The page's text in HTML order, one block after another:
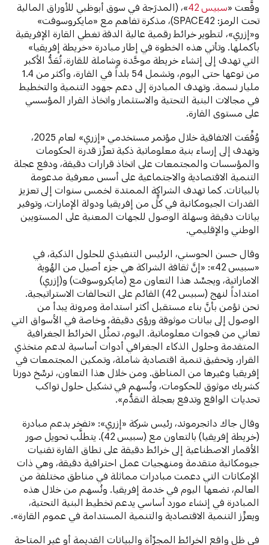
وقَّعت «سبيس 42
»، (المدرَجة في سوق أبوظبي للأوراق المالية
تحت الرمز: SPACE42)، مذكرة تفاهم مع «مايكروسوفت»
و«إزري»، لتطوير خرائط رقمية عالية الدقة تغطي القارة الإفريقية
بأكملها. وتأتي هذه الخطوة في إطار مبادرة «خريطة إفريقيا»
التي تهدف إلى إنشاء خريطة موحَّدة وشاملة للقارة، تُعَدُّ الأكبر
من نوعها حتى اليوم، وتشمل 54 بلداً في القارة، وأكثر من 1.4
مليار نسمة. وتهدف المبادرة إلى دعم جهود التنمية والتخطيط
في مجالات البنية التحتية والاستثمار واتخاذ القرار المؤسسي
على مستوى القارة.
وُقِّعَت الاتفاقية خلال مؤتمر مستخدمي «إزري» لعام 2025،
وتهدف إلى إرساء بنية معلوماتية ذكية تعزِّز قدرة الحكومات
والمؤسسات والمجتمعات على اتخاذ قرارات دقيقة، ودفع عجلة
التنمية الاقتصادية والاجتماعية على أسس معرفية مدعومة
بالبيانات. كما تهدف الشراكة الممتدة لخمس سنوات إلى تعزيز
القدرات الجيومكانية في كلٍّ من إفريقيا ودولة الإمارات، وتوفير
بيانات دقيقة وسهلة الوصول للجهات المعنية على المستويين
الوطني والإقليمي.
وقال حسن الحوسني، الرئيس التنفيذي للحلول الذكية، في
«سبيس 42»:
«إنَّ ثقافة الشراكة هي جزء أصيل من الهُوية
الاماراتية، ويجسِّد هذا التعاون مع (مايكروسوفت) و(إزري)
امتداداً لنهج (سبيس 42) القائم على التحالفات الاستراتيجية.
نحن نؤمن بأنَّ بناء مستقبل أكثر استدامة ومرونة يبدأ من
الوصول إلى بيانات موثوقة ورؤى دقيقة، وخاصة في الأسواق التي
تعاني من فجوات معلوماتية. اليوم، تمثِّل الخرائط الجغرافية
المتقدمة وحلول الذكاء الجغرافي أدوات أساسية لدعم متخذي
القرار، وتحقيق تنمية اقتصادية شاملة، وتمكين المجتمعات في
إفريقيا وغيرها من المناطق. ومن خلال هذا التعاون، نرسِّخ دورنا
كشريك موثوق للحكومات، ونُسهم في تشكيل حلول تواكب
تحديات الواقع وتدفع بعجلة التقدُّم».
وقال جاك دانجرموند، رئيس شركة «إزري»: «نفخر بدعم مبادرة
(خريطة إفريقيا) بالتعاون مع (سبيس 42). يتطلَّب تحويل صور
الأقمار الاصطناعية إلى خرائط دقيقة على نطاق القارة تقنيات
جيومكانية متقدمة ومنهجيات عمل احترافية دقيقة، وهي ذات
الإمكانات التي دعمت مبادرات مماثلة في مناطق مختلفة من
العالم، نضعها اليوم في خدمة إفريقيا. ونُسهم من خلال هذه
المبادرة في إنشاء مورد أساسي يدعم تخطيط البنية التحتية،
ويعزِّز التنمية الاقتصادية والتنمية المستدامة في عموم القارة».
في ظل واقع الخرائط المجزّأة والبيانات القديمة أو غير المتاحة